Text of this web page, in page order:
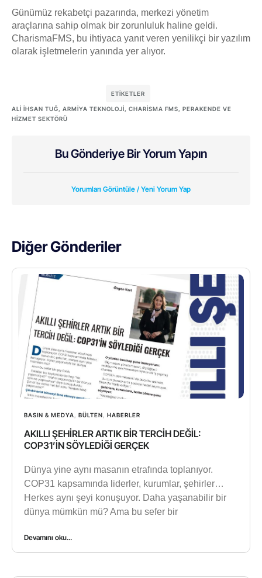
Günümüz rekabetçi pazarında, merkezi yönetim
araçlarına sahip olmak bir zorunluluk haline geldi.
CharismaFMS, bu ihtiyaca yanıt veren yenilikçi bir yazılım
olarak işletmelerin yanında yer alıyor.
ETIKETLER
ALI İHSAN TUĞ, ARMIYA TEKNOLOJI, CHARISMA FMS, PERAKENDE VE
HIZMET SEKTÖRÜ
Bu Gönderiye Bir Yorum Yapın
Yorumları Görüntüle / Yeni Yorum Yap
Diğer Gönderiler
BASIN & MEDYA BÜLTEN HABERLER
AKILLI ŞEHİRLER ARTIK BİR TERCİH DEĞİL:
COP31’İN SÖYLEDİĞİ GERÇEK
Dünya yine aynı masanın etrafında toplanıyor.
COP31 kapsamında liderler, kurumlar, şehirler…
Herkes aynı şeyi konuşuyor. Daha yaşanabilir bir
dünya mümkün mü? Ama bu sefer bir
Devamını oku...